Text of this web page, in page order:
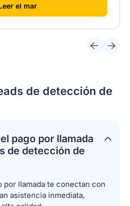
el mar]
de detección de
pago por llamada
de detección de
por llamada te conectan con
asistencia inmediata,